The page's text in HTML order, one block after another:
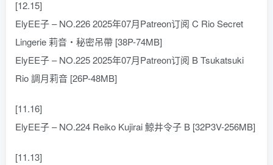
[12.15]
ElyEE子 – NO.226 2025年07月Patreon订阅 C Rio Secret
Lingerie 莉音・秘密吊帶 [38P-74MB]
ElyEE子 – NO.225 2025年07月Patreon订阅 B Tsukatsuki
Rio 調月莉音 [26P-48MB]
[11.16]
ElyEE子 – NO.224 Reiko Kujirai 鯨井令子 B [32P3V-256MB]
[11.13]